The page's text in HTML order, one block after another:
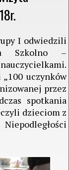
I odwiedzili
Szkolno –
uczynków
przez
spotkania
dzieciom z